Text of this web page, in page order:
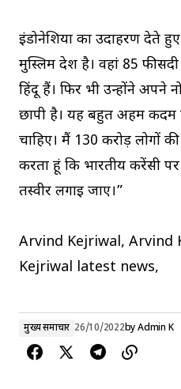
इंडोनेशिया का उदाहरण देते
मुस्लिम देश है। वहां 85
हिंदू हैं। फिर भी उन्होंने अपने
छापी है। यह बहुत अहम कदम
चाहिए। मैं 130 करोड़ लोगों
करता हूं कि भारतीय करेंसी
तस्वीर लगाई जाए।”
Arvind Kejriwal, Arvind
Kejriwal latest news,
मुख्य समाचार 26/10/2022byAdmin K